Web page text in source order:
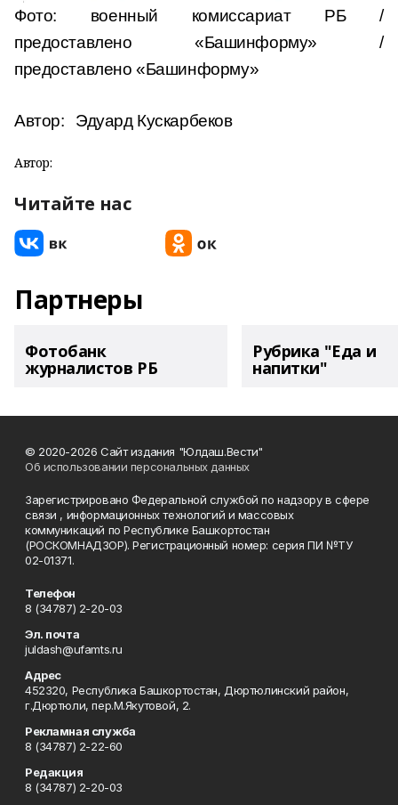
Фото: военный комиссариат РБ /
предоставлено «Башинформу» /
предоставлено «Башинформу»
Автор: Эдуард Кускарбеков
Автор:
Читайте нас
Партнеры
Фотобанк
журналистов РБ
Рубрика "Еда и
напитки"
© 2020-2026 Сайт издания "Юлдаш.Вести"
Об использовании персональных данных
Зарегистрировано Федеральной службой по надзору в сфере
связи , информационных технологий и массовых
коммуникаций по Республике Башкортостан
(РОСКОМНАДЗОР). Регистрационный номер: серия ПИ №ТУ
02-01371.
Телефон
8 (34787) 2-20-03
Эл. почта
juldash@ufamts.ru
Адрес
452320, Республика Башкортостан, Дюртюлинский район,
г.Дюртюли, пер.М.Якутовой, 2.
Рекламная служба
8 (34787) 2-22-60
Редакция
8 (34787) 2-20-03